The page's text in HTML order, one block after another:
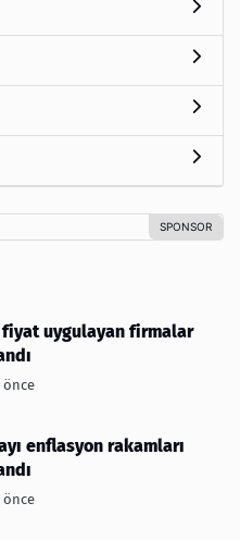
fiyat uygulayan firmalar
önce
enflasyon rakamları
önce